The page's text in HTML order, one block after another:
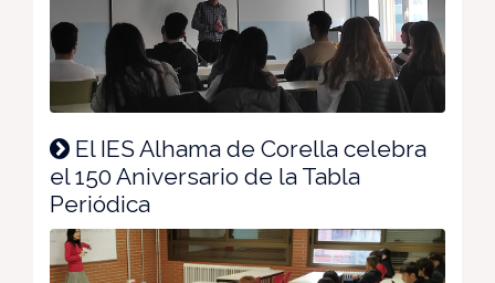
El IES Alhama de Corella celebra
el 150 Aniversario de la Tabla
Periódica